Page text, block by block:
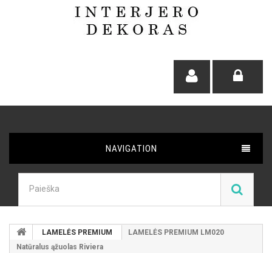
NAVIGATION
LAMELĖS PREMIUM
LAMELĖS PREMIUM LM020
Natūralus ąžuolas Riviera